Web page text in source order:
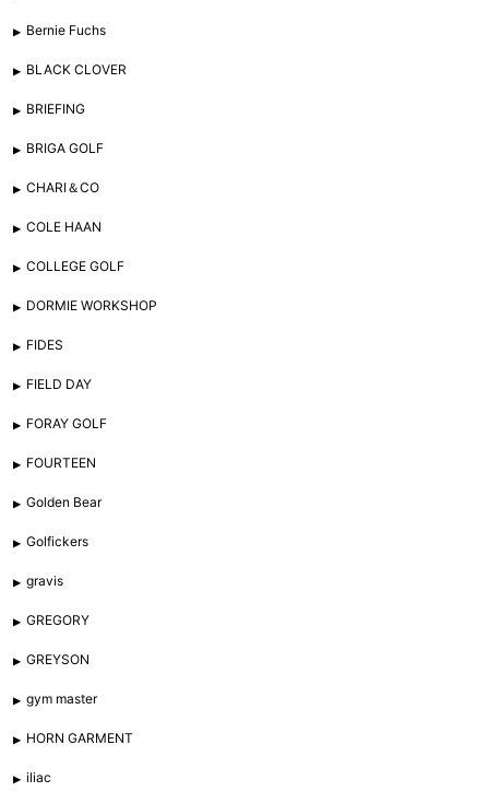
Bernie Fuchs
BLACK CLOVER
BRIEFING
BRIGA GOLF
CHARI＆CO
COLE HAAN
COLLEGE GOLF
DORMIE WORKSHOP
FIDES
FIELD DAY
FORAY GOLF
FOURTEEN
Golden Bear
Golfickers
gravis
GREGORY
GREYSON
gym master
HORN GARMENT
iliac